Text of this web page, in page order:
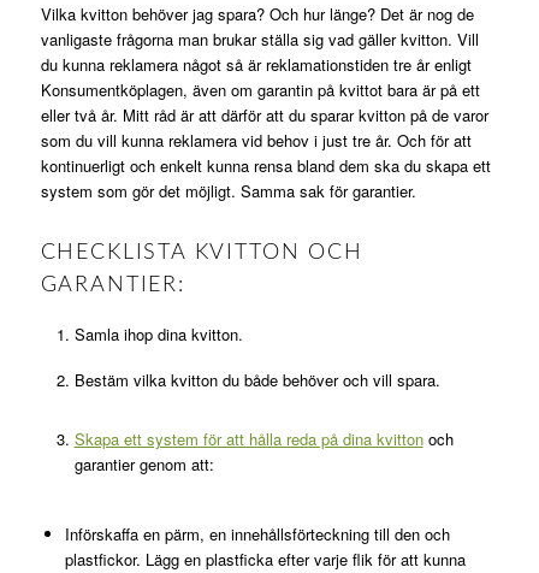
Vilka kvitton behöver jag spara? Och hur länge? Det är nog de
vanligaste frågorna man brukar ställa sig vad gäller kvitton. Vill
du kunna reklamera något så är reklamationstiden tre år enligt
Konsumentköplagen, även om garantin på kvittot bara är på ett
eller två år. Mitt råd är att därför att du sparar kvitton på de varor
som du vill kunna reklamera vid behov i just tre år. Och för att
kontinuerligt och enkelt kunna rensa bland dem ska du skapa ett
system som gör det möjligt. Samma sak för garantier.
CHECKLISTA KVITTON OCH
GARANTIER:
Samla ihop dina kvitton.
Bestäm vilka kvitton du både behöver och vill spara.
Skapa ett system för att hålla reda på dina kvittonoch
garantier genom att:
Införskaffa en pärm, en innehållsförteckning till den och
plastfickor. Lägg en plastficka efter varje flik för att kunna